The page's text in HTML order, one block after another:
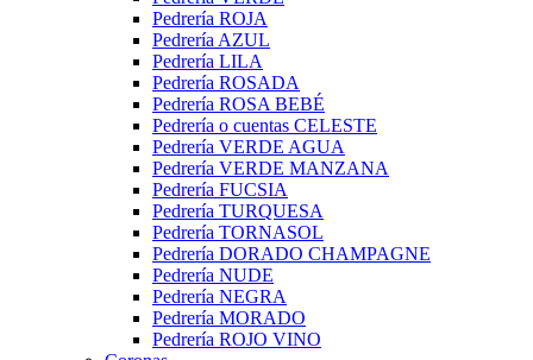
Pedrería ROJA
Pedrería AZUL
Pedrería LILA
Pedrería ROSADA
Pedrería ROSA BEBÉ
Pedrería o cuentas CELESTE
Pedrería VERDE AGUA
Pedrería VERDE MANZANA
Pedrería FUCSIA
Pedrería TURQUESA
Pedrería TORNASOL
Pedrería DORADO CHAMPAGNE
Pedrería NUDE
Pedrería NEGRA
Pedrería MORADO
Pedrería ROJO VINO